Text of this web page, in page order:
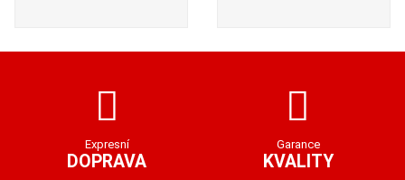
Expresní
DOPRAVA
Garance
KVALITY